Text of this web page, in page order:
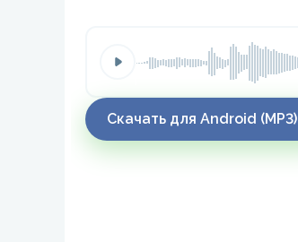
Скачать для Android (MP3)